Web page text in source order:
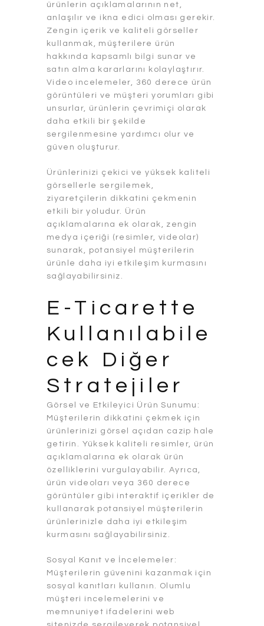
ürünlerin açıklamalarının net,
anlaşılır ve ikna edici olması gerekir.
Zengin içerik ve kaliteli görseller
kullanmak, müşterilere ürün
hakkında kapsamlı bilgi sunar ve
satın alma kararlarını kolaylaştırır.
Video incelemeler, 360 derece ürün
görüntüleri ve müşteri yorumları gibi
unsurlar, ürünlerin çevrimiçi olarak
daha etkili bir şekilde
sergilenmesine yardımcı olur ve
güven oluşturur.
Ürünlerinizi çekici ve yüksek kaliteli
görsellerle sergilemek,
ziyaretçilerin dikkatini çekmenin
etkili bir yoludur. Ürün
açıklamalarına ek olarak, zengin
medya içeriği (resimler, videolar)
sunarak, potansiyel müşterilerin
ürünle daha iyi etkileşim kurmasını
sağlayabilirsiniz.
E-Ticarette
Kullanılabile
cek Diğer
Stratejiler
Görsel ve Etkileyici Ürün Sunumu:
Müşterilerin dikkatini çekmek için
ürünlerinizi görsel açıdan cazip hale
getirin. Yüksek kaliteli resimler, ürün
açıklamalarına ek olarak ürün
özelliklerini vurgulayabilir. Ayrıca,
ürün videoları veya 360 derece
görüntüler gibi interaktif içerikler de
kullanarak potansiyel müşterilerin
ürünlerinizle daha iyi etkileşim
kurmasını sağlayabilirsiniz.
Sosyal Kanıt ve İncelemeler:
Müşterilerin güvenini kazanmak için
sosyal kanıtları kullanın. Olumlu
müşteri incelemelerini ve
memnuniyet ifadelerini web